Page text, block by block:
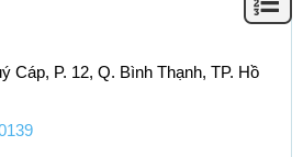
Cáp, P. 12, Q. Bình Thạnh, TP. Hồ